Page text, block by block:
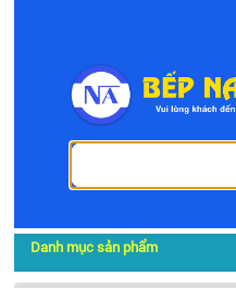
Danh mục sản phẩm